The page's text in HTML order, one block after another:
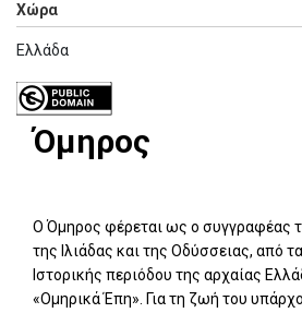
Χώρα
Ελλάδα
Όμηρος
Ο Όμηρος φέρεται ως ο συγγραφέας
της Ιλιάδας και της Οδύσσειας, από
Ιστορικής περιόδου της αρχαίας
«Ομηρικά Έπη». Για τη ζωή του